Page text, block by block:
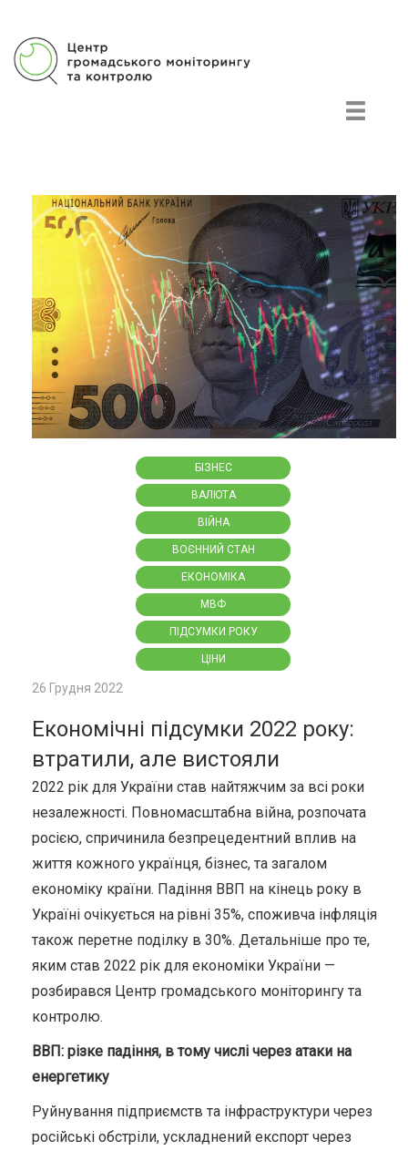
БІЗНЕС
ВАЛЮТА
ВІЙНА
ВОЄННИЙ СТАН
ЕКОНОМІКА
МВФ
ПІДСУМКИ РОКУ
ЦІНИ
26 Грудня 2022
Економічні підсумки 2022 року:
втратили, але вистояли
2022 рік для України став найтяжчим за всі роки
незалежності. Повномасштабна війна, розпочата
росією, спричинила безпрецедентний вплив на
життя кожного українця, бізнес, та загалом
економіку країни. Падіння ВВП на кінець року в
Україні очікується на рівні 35%, споживча інфляція
також перетне поділку в 30%. Детальніше про те,
яким став 2022 рік для економіки України —
розбирався Центр громадського моніторингу та
контролю.
ВВП: різке падіння, в тому числі через атаки на
енергетику
Руйнування підприємств та інфраструктури через
російські обстріли, ускладнений експорт через